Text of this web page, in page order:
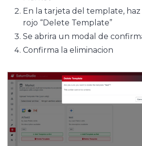
En la tarjeta del template,
rojo “Delete Template”
Se abrira un modal de
Confirma la eliminacion